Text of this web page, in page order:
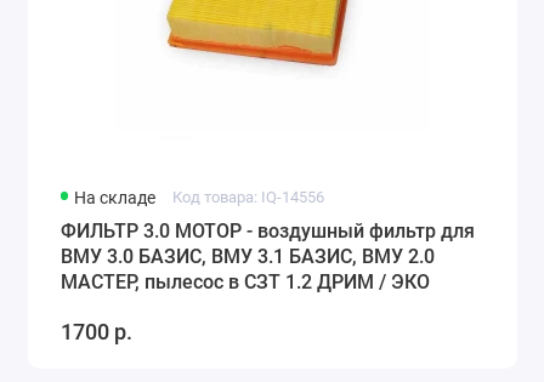
На складе Код товара: IQ-14556
ФИЛЬТР 3.0 МОТОР - воздушный фильтр для
ВМУ 3.0 БАЗИС, ВМУ 3.1 БАЗИС, ВМУ 2.0
МАСТЕР, пылесос в СЗТ 1.2 ДРИМ / ЭКО
1700 р.